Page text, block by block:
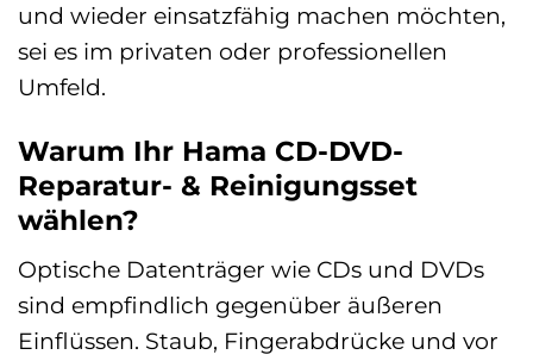
und wieder einsatzfähig machen möchten,
sei es im privaten oder professionellen
Umfeld.
Warum Ihr Hama CD-DVD-
Reparatur- & Reinigungsset
wählen?
Optische Datenträger wie CDs und DVDs
sind empfindlich gegenüber äußeren
Einflüssen. Staub, Fingerabdrücke und vor